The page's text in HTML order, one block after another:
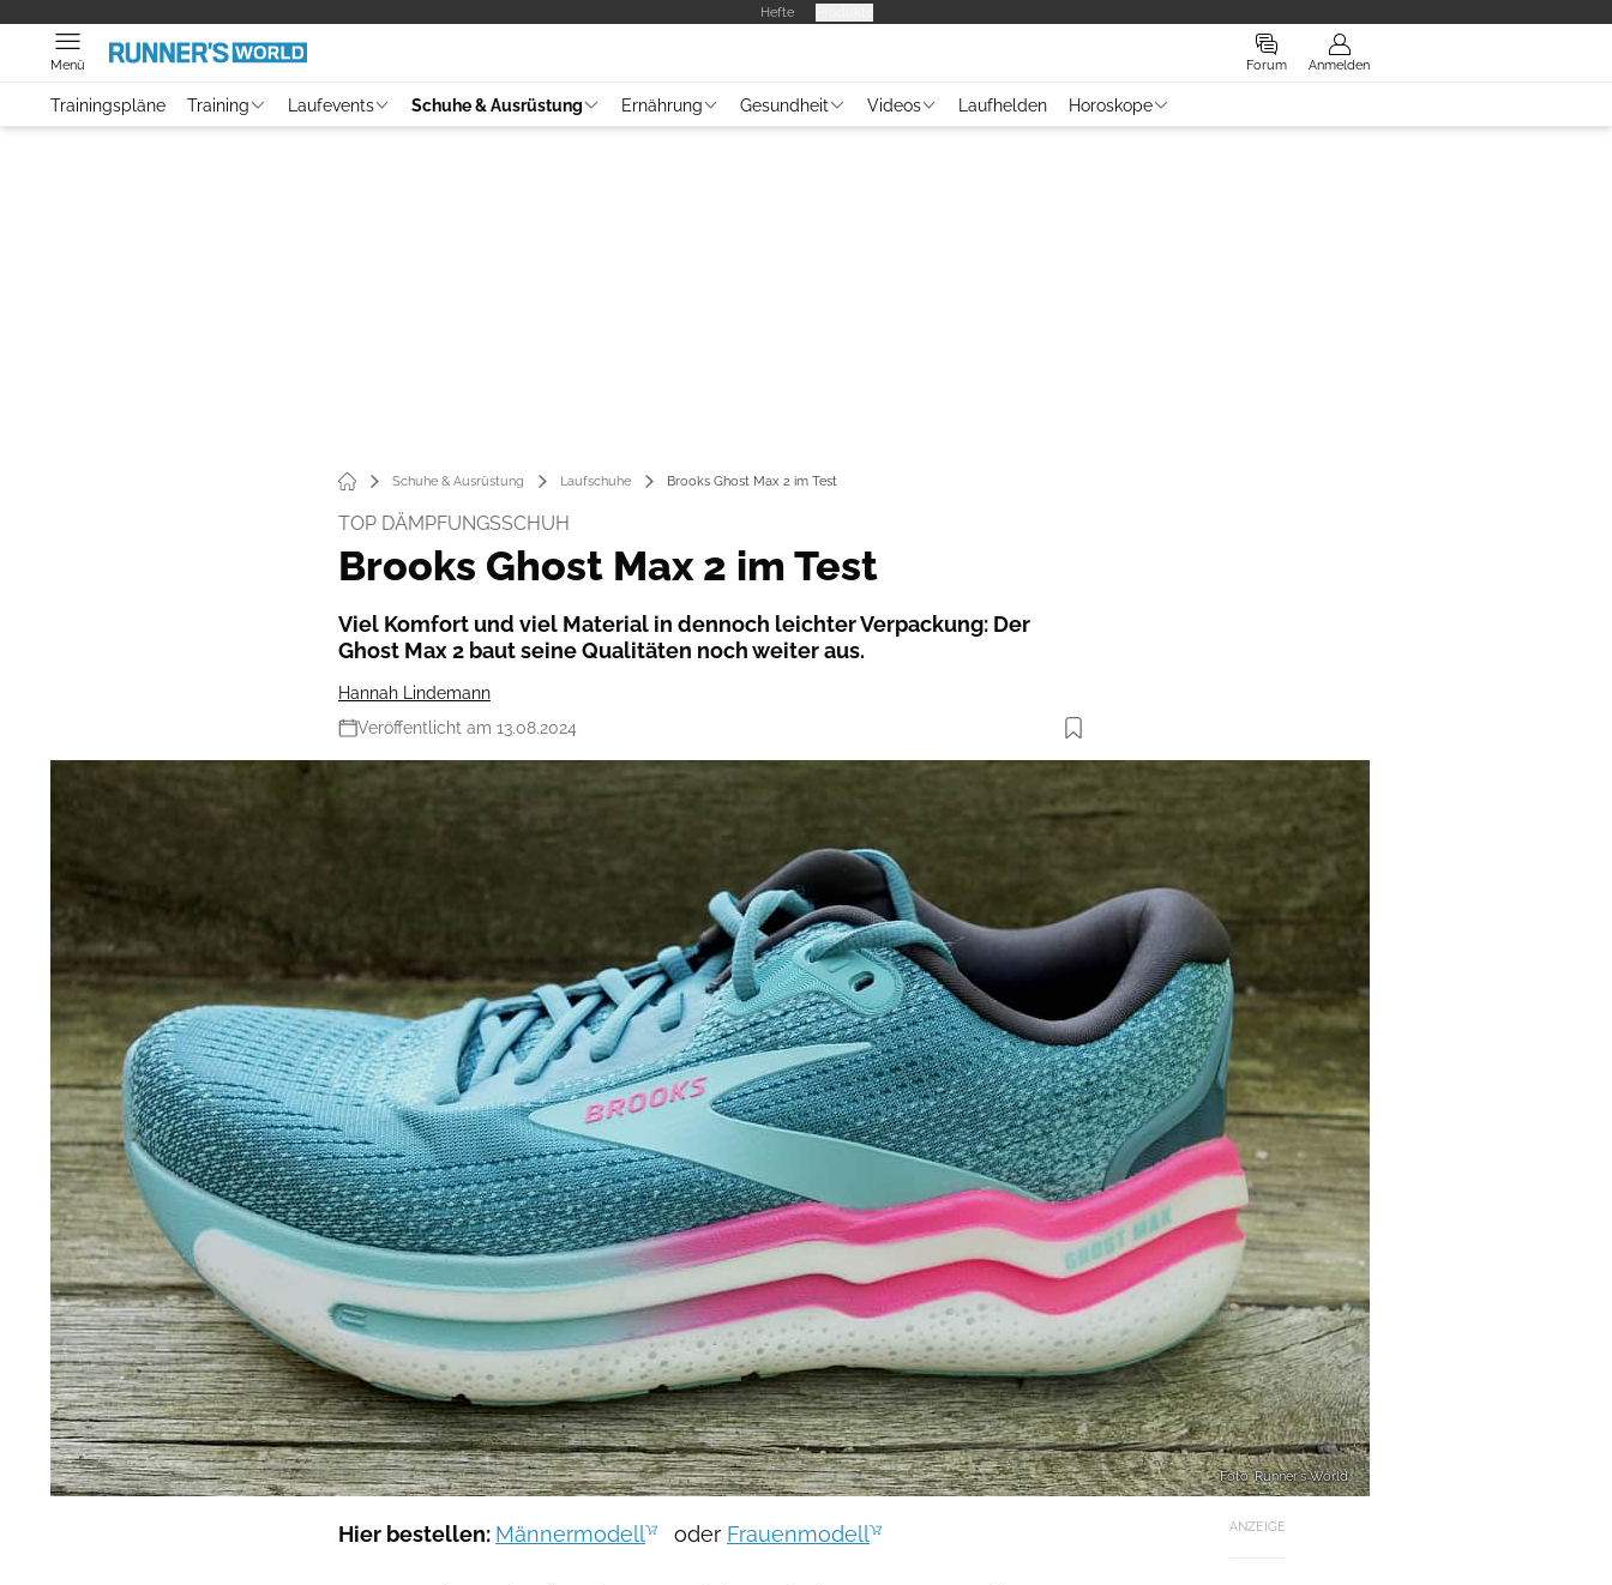
Hefte
Forum Anmelden
Menü
Trainingspläne Training Laufevents Schuhe & Ausrüstung Ernährung Gesundheit Videos Laufhelden Horoskope
Schuhe & Ausrüstung Laufschuhe Brooks Ghost Max 2 im Test
TOP DÄMPFUNGSSCHUH
Brooks Ghost Max 2 im Test
Viel Komfort und viel Material in dennoch leichter Verpackung: Der
Ghost Max 2 baut seine Qualitäten noch weiter aus.
Hannah Lindemann
Veröffentlicht am 13.08.2024
Foto: Runner's World
ANZEIGE
Hier bestellen: Männermodell oder Frauenmodell